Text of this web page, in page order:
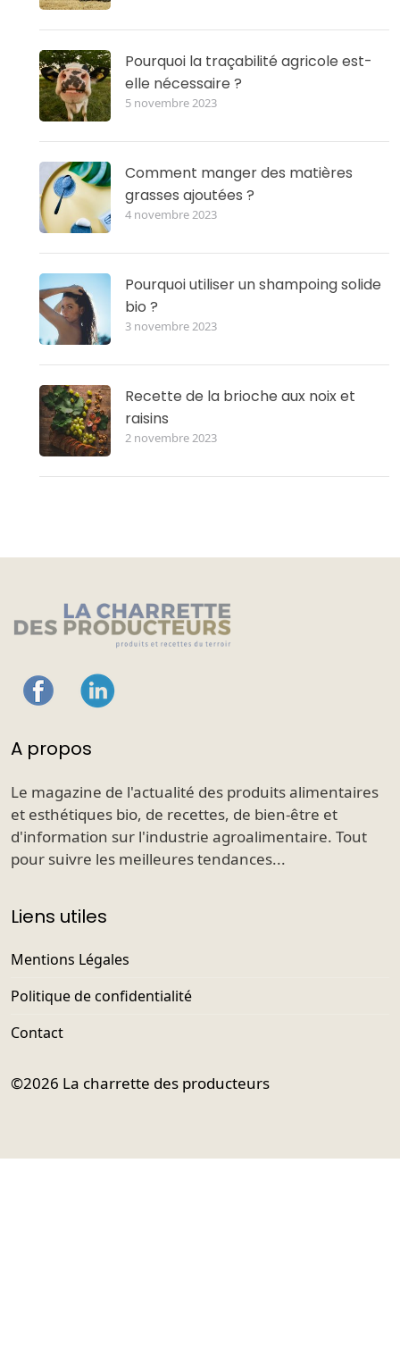
Pourquoi la traçabilité agricole est-
elle nécessaire ?
5 novembre 2023
Comment manger des matières
grasses ajoutées ?
4 novembre 2023
Pourquoi utiliser un shampoing solide
bio ?
3 novembre 2023
Recette de la brioche aux noix et
raisins
2 novembre 2023
A propos
Le magazine de l'actualité des produits alimentaires
et esthétiques bio, de recettes, de bien-être et
d'information sur l'industrie agroalimentaire. Tout
pour suivre les meilleures tendances...
Liens utiles
Mentions Légales
Politique de confidentialité
Contact
©2026 La charrette des producteurs